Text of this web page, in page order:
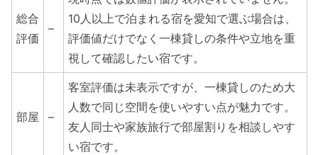
総合
評価
–
10人以上で泊まれる宿を愛知で選ぶ場合は、
評価値だけでなく一棟貸しの条件や立地を重
視して確認したい宿です。
部屋 –
客室評価は未表示ですが、一棟貸しのため大
人数で同じ空間を使いやすい点が魅力です。
友人同士や家族旅行で部屋割りを相談しやす
い宿です。